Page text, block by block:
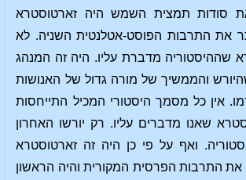
סודות תמצית השמש היה זארטוסטרא
את התרבות הפוסט-אטלנטית השניה. לא
שההיסטוריה מדברת עליו. היה זה המנהג
והממשיך של מורה גדול של האנושות
אין כל מסמך היסטורי המכיל התייחסות
שאנו מדברים עליו. רק יורשו האחרון
ואף על פי כן היה זה זארטוסטרא
את התרבות הפרסית המקורית והיה הראשון